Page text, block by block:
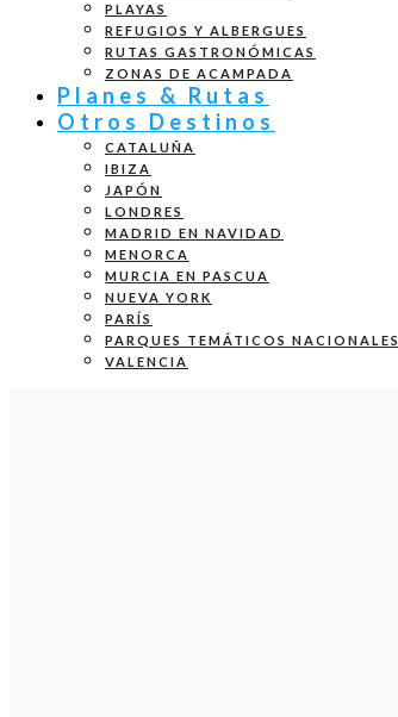
PLAYAS
REFUGIOS Y ALBERGUES
RUTAS GASTRONÓMICAS
ZONAS DE ACAMPADA
Planes & Rutas
Otros Destinos
CATALUÑA
IBIZA
JAPÓN
LONDRES
MADRID EN NAVIDAD
MENORCA
MURCIA EN PASCUA
NUEVA YORK
PARÍS
PARQUES TEMÁTICOS NACIONALES
VALENCIA